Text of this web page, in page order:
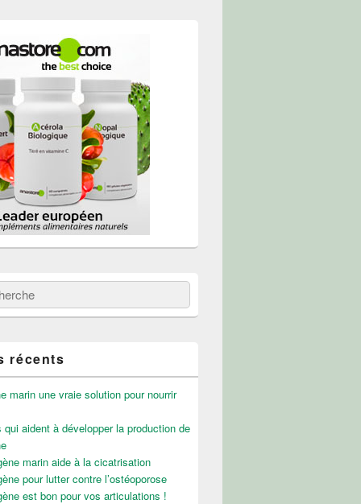
récents
marin une vraie solution pour nourrir
qui aident à développer la production de
marin aide à la cicatrisation
pour lutter contre l’ostéoporose
est bon pour vos articulations !